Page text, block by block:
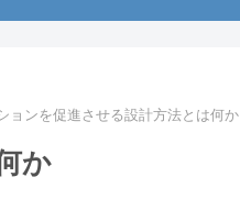
ョンを促進させる設計方法とは何か
か